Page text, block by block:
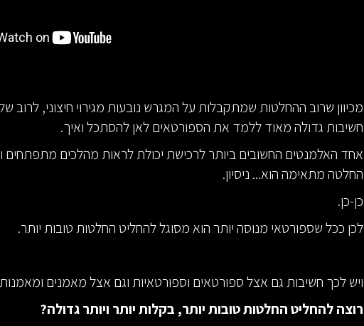
מכיוון שרוב ההחלטות שמתקבלות על המגרש נובעות מגירוי חיצוני, לרוב
חשיבות גדולה מאוד ללמד את הספורטאים לאן להסתכל ואיך.
אחד האלמנטים החשובים ביותר לרכישת יכולת לראות מהלכים מתפתחים
החלטה מתאימה הוא... ניסיון.
כן-כן.
לכן ככל שספורטאי מנוסה יותר הוא מסוגל להחליט החלטות טובות יותר.
ויש לכך חשיבות גם אצל ספורטאים וספורטאיות וגם אצל מאמנים
רוצה להחליט החלטות טובות יותר, בקלות יותר ויותר גדולה?